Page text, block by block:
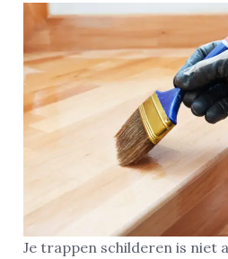
Je trappen schilderen is niet